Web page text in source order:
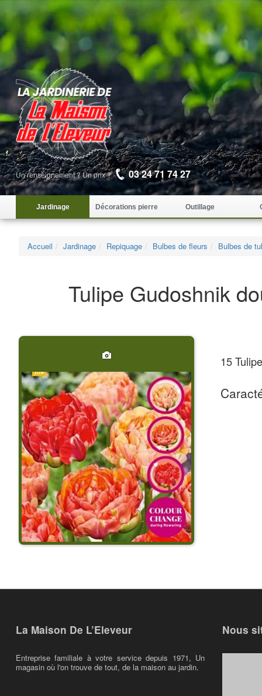
Un renseignement ? Un prix ? 03 24 71 74 27
Jardinage Décorations pierre Outillage
Accueil Jardinage Repiquage Bulbes de fleurs Bulbes de
Tulipe Gudoshnik
15
La Maison De L’Eleveur
Entreprise familiale à votre service depuis 1971, Un
magasin où l'on trouve de tout, de la maison au jardin.
Nous